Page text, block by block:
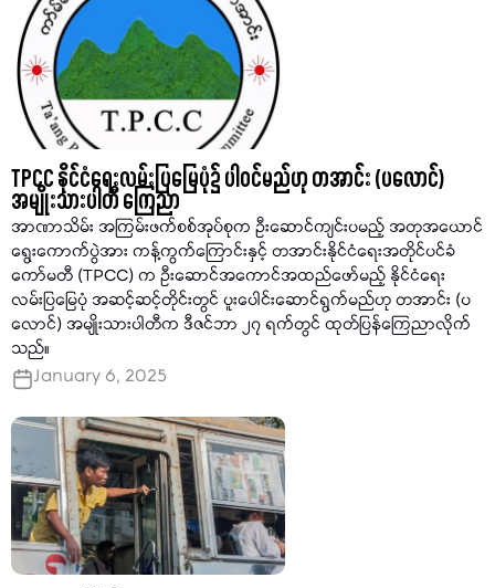
TPCC နိုင်ငံရေးလမ်းပြမြေပုံ၌ ပါဝင်မည်ဟု တအာင်း (ပလောင်)
အမျိုးသားပါတီ ကြေညာ
အာဏာသိမ်း အကြမ်းဖက်စစ်အုပ်စုက ဦးဆောင်ကျင်းပမည့် အတုအယောင်
ရွေးကောက်ပွဲအား ကန့်ကွက်ကြောင်းနှင့် တအာင်းနိုင်ငံရေးအတိုင်ပင်ခံ
ကော်မတီ (TPCC) က ဦးဆောင်အကောင်အထည်ဖော်မည့် နိုင်ငံရေး
လမ်းပြမြေပုံ အဆင့်ဆင့်တိုင်းတွင် ပူးပေါင်းဆောင်ရွက်မည်ဟု တအာင်း (ပ
လောင်) အမျိုးသားပါတီက ဒီဇင်ဘာ ၂၇ ရက်တွင် ထုတ်ပြန်ကြေညာလိုက်
သည်။
January 6, 2025